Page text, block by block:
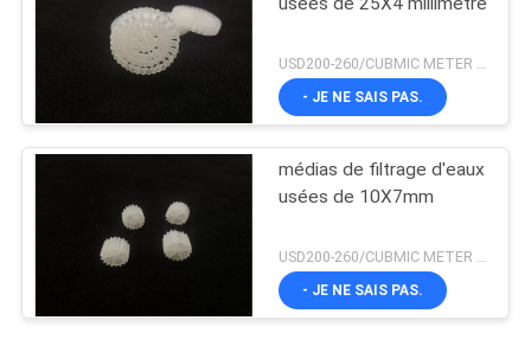
- JE NE SAIS PAS.
médias de filtrage d'eaux
usées de 10X7mm
- JE NE SAIS PAS.